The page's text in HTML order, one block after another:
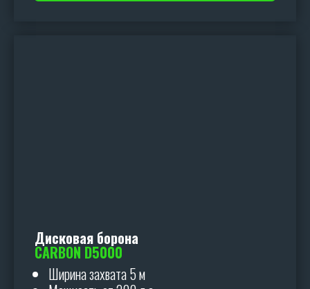
Дисковая борона
CARBON D5000
Ширина захвата 5 м